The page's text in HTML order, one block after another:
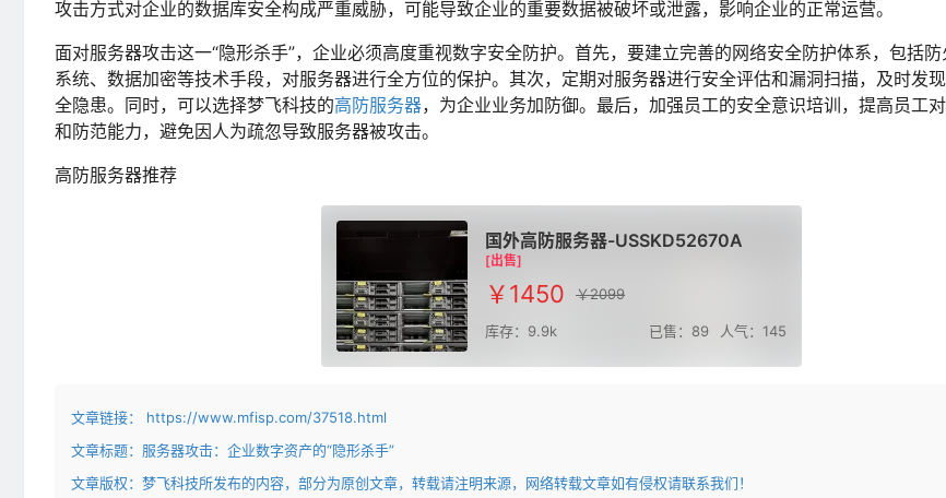
攻击方式对企业的数据库安全构成严重威胁，可能导致企业的重要数据被破坏或泄露，影响企业的正常运营。
面对服务器攻击这一“隐形杀手”，企业必须高度重视数字安全防护。首先，要建立完善的网络安全防护体系，包括防
系统、数据加密等技术手段，对服务器进行全方位的保护。其次，定期对服务器进行安全评估和漏洞扫描，及时发
全隐患。同时，可以选择梦飞科技的高防服务器，为企业业务加防御。最后，加强员工的安全意识培训，提高员工
和防范能力，避免因人为疏忽导致服务器被攻击。
高防服务器推荐
国外高防服务器-USSKD52670A
[出售]
￥1450 ￥2099
库存：9.9k 已售：89 人气：145
文章链接：
https://www.mfisp.com/37518.html
文章标题： 服务器攻击：企业数字资产的“隐形杀手”
文章版权：梦飞科技所发布的内容，部分为原创文章，转载请注明来源，网络转载文章如有侵权请联系我们！